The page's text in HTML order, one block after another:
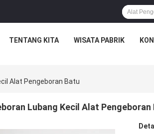
TENTANG KITA WISATA PABRIK
Alat Pengeboran Batu
Lubang Kecil Alat Pengeboran